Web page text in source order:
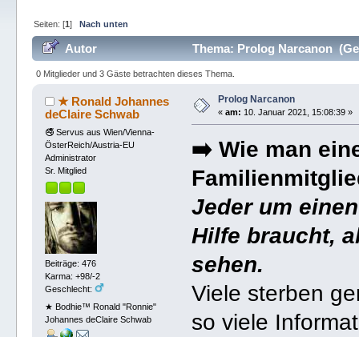
Seiten: [1] Nach unten
Autor Thema: Prolog Narcanon
0 Mitglieder und 3 Gäste betrachten dieses Thema.
★ Ronald Johannes
deClaire Schwab
🚭 Servus aus Wien/Vienna-
ÖsterReich/Austria-EU
Administrator
Sr. Mitglied
Beiträge: 476
Karma: +98/-2
Geschlecht:
★ Bodhie™ Ronald "Ronnie"
Johannes deClaire Schwab
Prolog Narcanon
« am: 10. Januar 2021, 15:08:39 »
➡️ Wie man
Jeder um
Hilfe braucht,
sehen.
Viele sterben
so viele